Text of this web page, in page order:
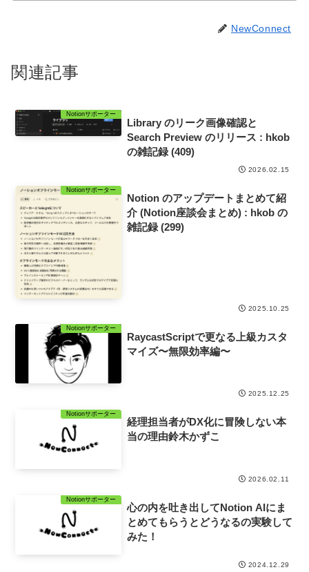
NewConnect
関連記事
Notionサポーター
Library のリーク画像確認と
Search Preview のリリース : hkob
の雑記録 (409)
2026.02.15
Notionサポーター
Notion のアップデートまとめて紹
介 (Notion座談会まとめ) : hkob の
雑記録 (299)
2025.10.25
Notionサポーター
RaycastScriptで更なる上級カスタ
マイズ〜無限効率編〜
2025.12.25
Notionサポーター
経理担当者がDX化に冒険しない本
当の理由鈴木かずこ
2026.02.11
Notionサポーター
心の内を吐き出してNotion AIにま
とめてもらうとどうなるの実験して
みた！
2024.12.29